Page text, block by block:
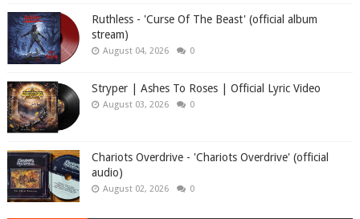
Ruthless - 'Curse Of The Beast' (official album
stream)
August 04, 2026 0
Stryper | Ashes To Roses | Official Lyric Video
August 03, 2026 0
Chariots Overdrive - 'Chariots Overdrive' (official
audio)
August 02, 2026 0